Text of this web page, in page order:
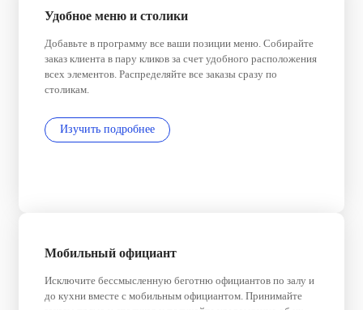
Удобное меню и столики
Добавьте в программу все ваши позиции меню. Собирайте
заказ клиента в пару кликов за счет удобного расположения
всех элементов. Распределяйте все заказы сразу по
столикам.
Изучить подробнее
Мобильный официант
Исключите бессмысленную беготню официантов по залу и
до кухни вместе с мобильным официантом. Принимайте